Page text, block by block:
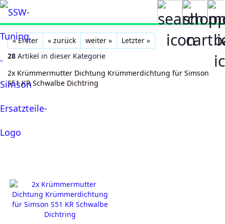
« Erster « zurück weiter »
Letzter »
28 Artikel in dieser Kategorie
2x Krümmermutter Dichtung Krümmerdichtung für Simson
S51 KR Schwalbe Dichtring